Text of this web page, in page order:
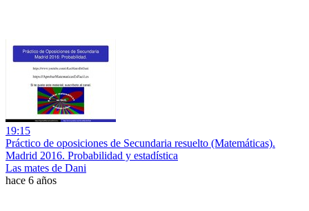
19:15
Práctico de oposiciones de Secundaria resuelto (Matemáticas).
Madrid 2016. Probabilidad y estadística
Las mates de Dani
hace 6 años